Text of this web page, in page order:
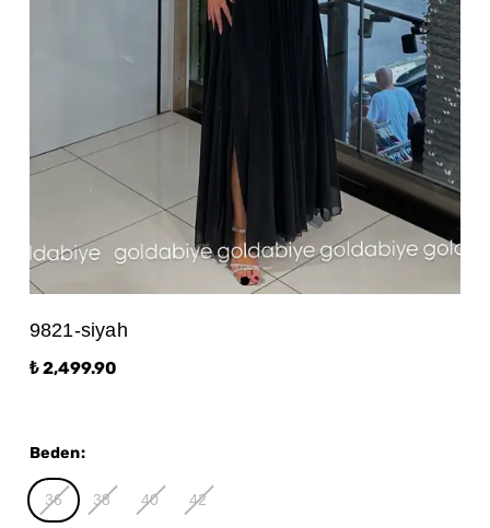
9821-siyah
₺ 2,499.90
Beden:
36 38 40 42